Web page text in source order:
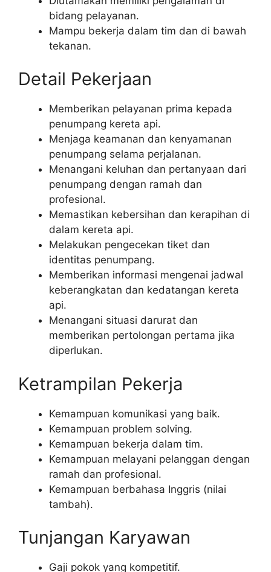
bidang pelayanan.
Mampu bekerja dalam tim dan di bawah
tekanan.
Detail Pekerjaan
Memberikan pelayanan prima kepada
penumpang kereta api.
Menjaga keamanan dan kenyamanan
penumpang selama perjalanan.
Menangani keluhan dan pertanyaan dari
penumpang dengan ramah dan
profesional.
Memastikan kebersihan dan kerapihan di
dalam kereta api.
Melakukan pengecekan tiket dan
identitas penumpang.
Memberikan informasi mengenai jadwal
keberangkatan dan kedatangan kereta
api.
Menangani situasi darurat dan
memberikan pertolongan pertama jika
diperlukan.
Ketrampilan Pekerja
Kemampuan komunikasi yang baik.
Kemampuan problem solving.
Kemampuan bekerja dalam tim.
Kemampuan melayani pelanggan dengan
ramah dan profesional.
Kemampuan berbahasa Inggris (nilai
tambah).
Tunjangan Karyawan
Gaji pokok yang kompetitif.